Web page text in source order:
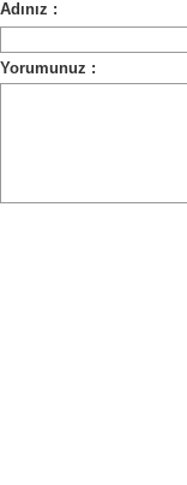
Adınız :
Yorumunuz :